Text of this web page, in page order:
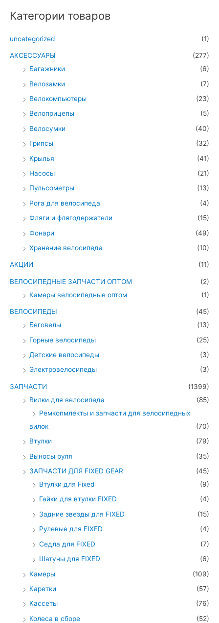
Категории товаров
uncategorized (1)
АКСЕССУАРЫ
(277)
Багажники
(6)
Велозамки
(7)
Велокомпьютеры
(23)
Велоприцепы
(5)
Велосумки
(40)
Грипсы
(32)
Крылья
(41)
Насосы
(21)
Пульсометры
(13)
Рога для велосипеда
(4)
Фляги и флягодержатели
(15)
Фонари
(49)
Хранение велосипеда
(10)
АКЦИИ (11)
ВЕЛОСИПЕДНЫЕ ЗАПЧАСТИ ОПТОМ
(2)
Камеры велосипедные оптом
(1)
ВЕЛОСИПЕДЫ
(45)
Беговелы
(13)
Горные велосипеды
(25)
Детские велосипеды
(3)
Электровелосипеды
(3)
ЗАПЧАСТИ
(1399)
Вилки для велосипеда
(85)
Ремкопмлекты и запчасти для велосипедных
вилок
(70)
Втулки
(79)
Выносы руля
(35)
ЗАПЧАСТИ ДЛЯ FIXED GEAR
(45)
Втулки для Fixed
(9)
Гайки для втулки FIXED
(4)
Задние звезды для FIXED
(15)
Рулевые для FIXED
(4)
Седла для FIXED
(7)
Шатуны для FIXED
(6)
Камеры
(109)
Каретки
(57)
Кассеты
(76)
Колеса в сборе
(52)